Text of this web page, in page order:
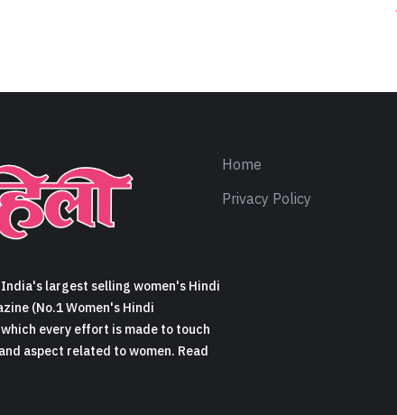
largest selling women's Hindi
(No.1 Women's Hindi
every effort is made to touch
aspect related to women. Read
Home
Privacy Policy